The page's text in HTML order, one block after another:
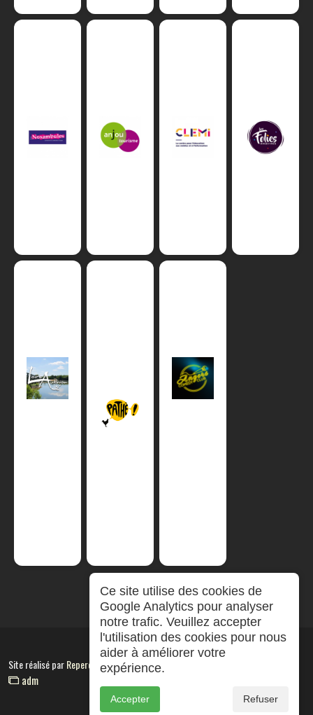
Site réalisé parRepereCom
adm
Ce site utilise des cookies de
Google Analytics pour analyser
notre trafic. Veuillez accepter
l'utilisation des cookies pour nous
aider à améliorer votre
expérience.
Accepter Refuser